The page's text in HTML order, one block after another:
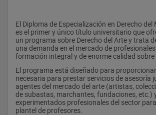
El Diploma de Especialización en Derecho del
es el primer y único título universitario que
un programa sobre Derecho del Arte y trata
una demanda en el mercado de
formación integral y de enorme calidad
El programa está diseñado para
necesaria para prestar servicios de asesoría
agentes del mercado del arte (artistas,
de subastas, marchantes, fundaciones, etc.)
experimentados profesionales del sector
plantel de profesores.